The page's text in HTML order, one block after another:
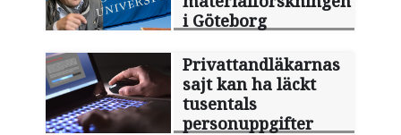
i Göteborg
Privattandläkarnas
sajt kan ha läckt
tusentals
personuppgifter